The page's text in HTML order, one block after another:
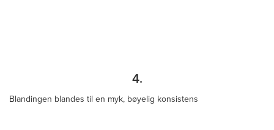
4.
Blandingen blandes til en myk, bøyelig konsistens